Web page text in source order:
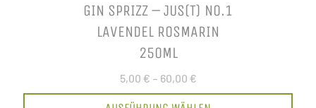
GIN SPRIZZ – JUS(T) NO.1
LAVENDEL ROSMARIN
250ML
5,00 € – 60,00 €